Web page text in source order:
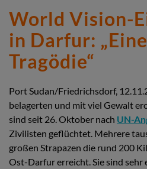
World Vision-
in Darfur:
Tragödie“
Port Sudan/Friedrichsdorf,
belagerten und mit viel Gewalt
sind seit 26. Oktober nach UN-
Zivilisten geflüchtet. Mehrere
großen Strapazen die rund 200
Ost-Darfur erreicht. Sie sind sehr